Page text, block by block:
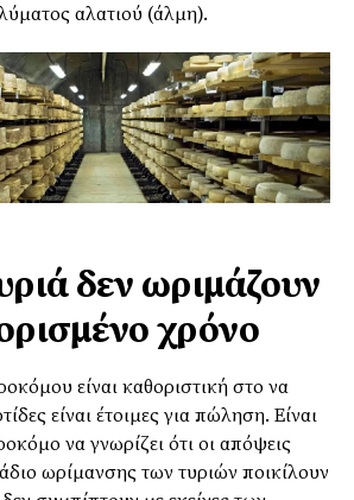
αλατιού (άλμη).
δεν ωριμάζουν
χρόνο
είναι καθοριστική στο να
είναι έτοιμες για πώληση. Είναι
να γνωρίζει ότι οι απόψεις
ωρίμανσης των τυριών ποικίλουν